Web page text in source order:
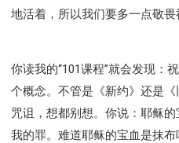
101课程 - 从寻求到信徒
102
301课程 - 领袖实操课程
302
308课程 - 牧养理论基础培训
Y132课程 - 职业策划
Y133课
Y134课程 - 动手实验室
Y135
地活着，所以我们要多一点敬畏
你读我的“101课程”就会发现：
个概念。不管是《新约》还是
咒诅，想都别想。你说：耶稣
我的罪。难道耶稣的宝血是抹